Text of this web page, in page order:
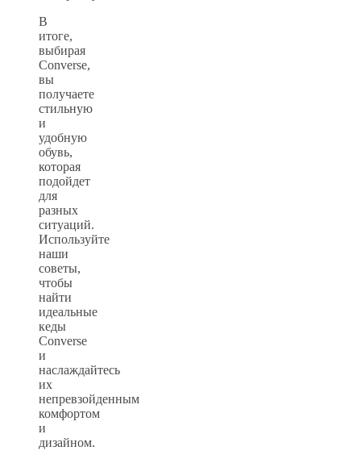
В
итоге,
выбирая
Converse,
вы
получаете
стильную
и
удобную
обувь,
которая
подойдет
для
разных
ситуаций.
Используйте
наши
советы,
чтобы
найти
идеальные
кеды
Converse
и
наслаждайтесь
их
непревзойденным
комфортом
и
дизайном.